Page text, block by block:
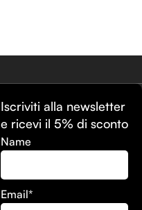
Iscriviti alla newsletter
e ricevi il 5% di sconto
Name
Email*